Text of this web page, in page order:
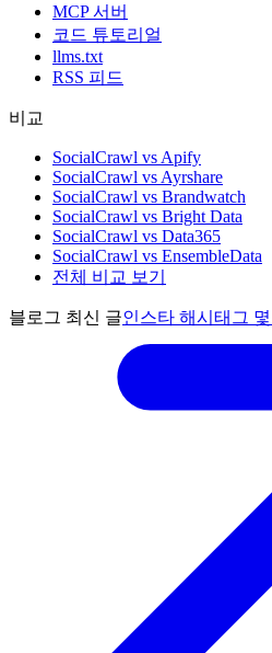
MCP 서버
코드 튜토리얼
llms.txt
RSS 피드
비교
SocialCrawl vs Apify
SocialCrawl vs Ayrshare
SocialCrawl vs Brandwatch
SocialCrawl vs Bright Data
SocialCrawl vs Data365
SocialCrawl vs EnsembleData
전체 비교 보기
블로그 최신 글인스타 해시태그